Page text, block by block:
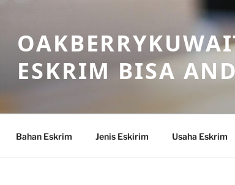
ESKRIM BISA
Bahan Eskrim Jenis Eskirim Usaha Eskrim